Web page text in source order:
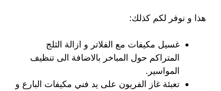
هذا و نوفر لكم كذلك:
غسيل مكيفات مع الفلاتر و ازالة الثلج
المتراكم حول المباخر بالاضافة الى تنظيف
المواسير.
تعبئة غاز الفريون على يد فني مكيفات البارع و